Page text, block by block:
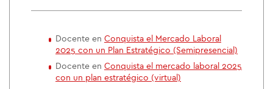
Docente en Conquista el Mercado Laboral
2025 con un Plan Estratégico (Semipresencial)
Docente en Conquista el mercado laboral 2025
con un plan estratégico (virtual)